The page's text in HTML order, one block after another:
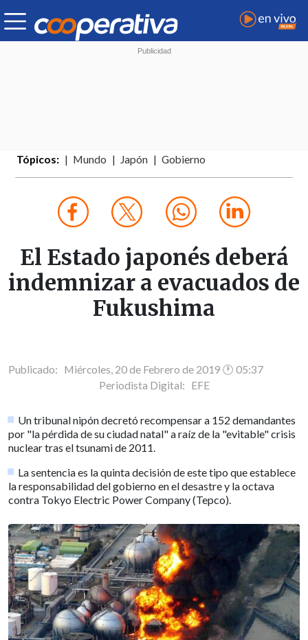
Tópicos: Mundo Japón Gobierno
El Estado japonés deberá
indemnizar a evacuados de
Fukushima
Publicado: Miércoles, 20 de Febrero de 2019 🕐 05:37
Periodista Digital: EFE
Un tribunal nipón decretó recompensar a 152 demandantes
por "la pérdida de su ciudad natal" a raíz de la "evitable" crisis
nuclear tras el tsunami de 2011.
La sentencia es la quinta decisión de este tipo que establece
la responsabilidad del gobierno en el desastre y la octava
contra Tokyo Electric Power Company (Tepco).